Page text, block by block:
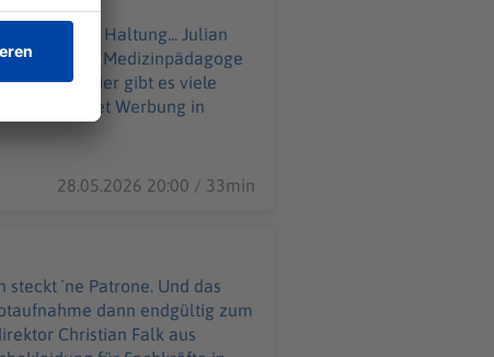
seine Haltung... Julian
und Medizinpädagoge
28.05.2026 20:00 / 33min
´ne Patrone. Und das
dann endgültig zum
Christian Falk aus